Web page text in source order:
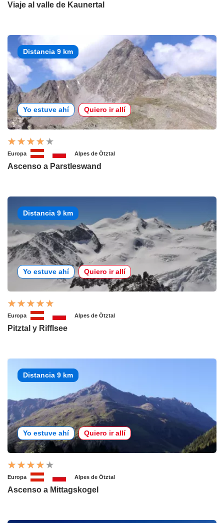
Viaje al valle de Kaunertal
Distancia 9 km
Yo estuve ahí Quiero ir allí
Europa Alpes de Ötztal
Ascenso a Parstleswand
Distancia 9 km
Yo estuve ahí Quiero ir allí
Europa Alpes de Ötztal
Pitztal y Rifflsee
Distancia 9 km
Yo estuve ahí Quiero ir allí
Europa Alpes de Ötztal
Ascenso a Mittagskogel